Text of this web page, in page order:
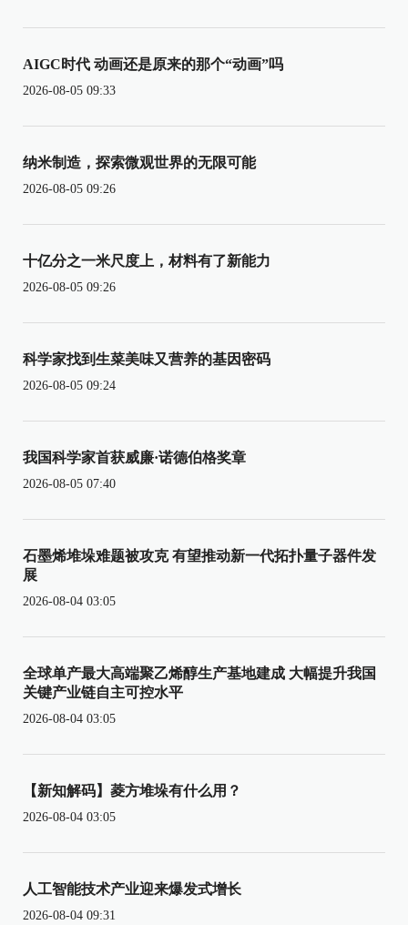
AIGC时代 动画还是原来的那个“动画”吗
2026-08-05 09:33
纳米制造，探索微观世界的无限可能
2026-08-05 09:26
十亿分之一米尺度上，材料有了新能力
2026-08-05 09:26
科学家找到生菜美味又营养的基因密码
2026-08-05 09:24
我国科学家首获威廉·诺德伯格奖章
2026-08-05 07:40
石墨烯堆垛难题被攻克 有望推动新一代拓扑量子器件发
展
2026-08-04 03:05
全球单产最大高端聚乙烯醇生产基地建成 大幅提升我国
关键产业链自主可控水平
2026-08-04 03:05
【新知解码】菱方堆垛有什么用？
2026-08-04 03:05
人工智能技术产业迎来爆发式增长
2026-08-04 09:31